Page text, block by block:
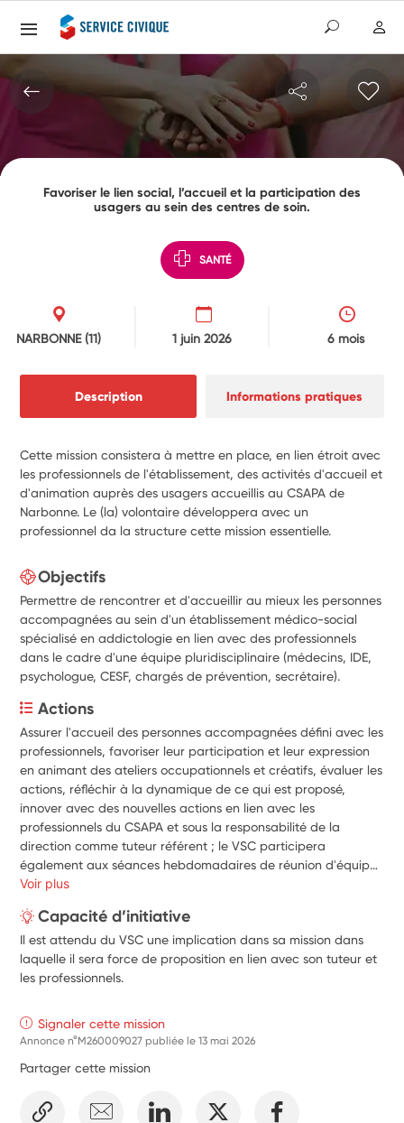
Favoriser le lien social, l’accueil et la participation des
usagers au sein des centres de soin.
SANTÉ
NARBONNE(11) 1 juin 2026 6 mois
Description Informations pratiques
Cette mission consistera à mettre en place, en lien étroit avec
les professionnels de l'établissement, des activités d'accueil et
d'animation auprès des usagers accueillis au CSAPA de
Narbonne. Le (la) volontaire développera avec un
professionnel da la structure cette mission essentielle.
Objectifs
Permettre de rencontrer et d'accueillir au mieux les personnes
accompagnées au sein d'un établissement médico-social
spécialisé en addictologie en lien avec des professionnels
dans le cadre d'une équipe pluridisciplinaire (médecins, IDE,
psychologue, CESF, chargés de prévention, secrétaire).
Actions
Assurer l'accueil des personnes accompagnées défini avec les
professionnels, favoriser leur participation et leur expression
en animant des ateliers occupationnels et créatifs, évaluer les
actions, réfléchir à la dynamique de ce qui est proposé,
innover avec des nouvelles actions en lien avec les
professionnels du CSAPA et sous la responsabilité de la
direction comme tuteur référent ; le VSC participera
également aux séances hebdomadaires de réunion d'équipe
et à celles d'analyses de pratiques avec un tiers extérieur. Il
personnes accompagnées et les accompagnements mis en
oeuvre. Il développera un relationnel empathique vis à vis des
personnes reçues et esprit créatif pour la mise en place des
ateliers collectifs.
Voir plus
Capacité d’initiative
Il est attendu du VSC une implication dans sa mission dans
laquelle il sera force de proposition en lien avec son tuteur et
les professionnels.
Signaler cette mission
Annonce n°M260009027 publiée le13 mai 2026
Partager cette mission